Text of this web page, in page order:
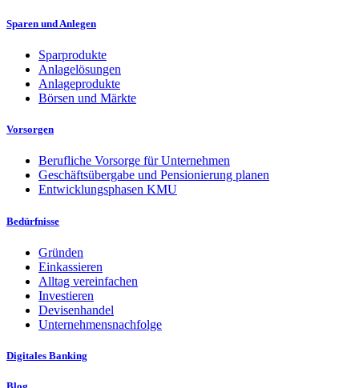
Sparen und Anlegen
Sparprodukte
Anlagelösungen
Anlageprodukte
Börsen und Märkte
Vorsorgen
Berufliche Vorsorge für Unternehmen
Geschäftsübergabe und Pensionierung planen
Entwicklungsphasen KMU
Bedürfnisse
Gründen
Einkassieren
Alltag vereinfachen
Investieren
Devisenhandel
Unternehmensnachfolge
Digitales Banking